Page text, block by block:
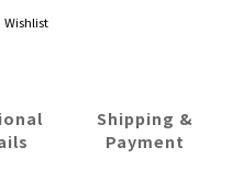
Shipping &
Payment